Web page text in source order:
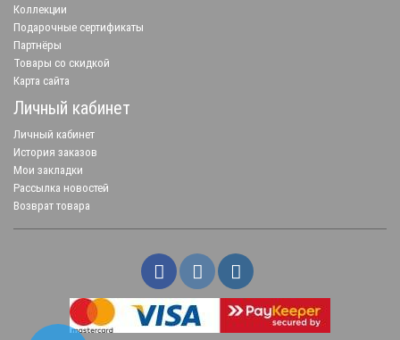
Коллекции
Подарочные сертификаты
Партнёры
Товары со скидкой
Карта сайта
Личный кабинет
Личный кабинет
История заказов
Мои закладки
Рассылка новостей
Возврат товара